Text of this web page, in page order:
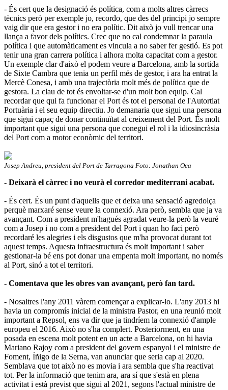
- És cert que la designació és política, com a molts altres càrrecs
tècnics però per exemple jo, recordo, que des del principi jo sempre
vaig dir que era gestor i no era polític. Dit això jo vull trencar una
llança a favor dels polítics. Crec que no cal condemnar la paraula
política i que automàticament es vincula a no saber fer gestió. Es pot
tenir una gran carrera política i alhora molta capacitat com a gestor.
Un exemple clar d'això el podem veure a Barcelona, amb la sortida
de Sixte Cambra que tenia un perfil més de gestor, i ara ha entrat la
Mercè Conesa, i amb una trajectòria molt més de política que de
gestora. La clau de tot és envoltar-se d'un molt bon equip. Cal
recordar que qui fa funcionar el Port és tot el personal de l'Autortiat
Portuària i el seu equip directiu. Jo demanaria que sigui una persona
que sigui capaç de donar continuïtat al creixement del Port. És molt
important que sigui una persona que conegui el rol i la idiosincràsia
del Port com a motor econòmic del territori.
Josep Andreu, president del Port de Tarragona Foto: Jonathan Oca
- Deixarà el càrrec i no veurà el corredor mediterrani acabat.
- És cert. És un punt d'aquells que et deixa una sensació agredolça
perquè marxaré sense veure la connexió. Ara però, sembla que ja va
avançant. Com a president m'hagués agradat veure-la però la veuré
com a Josep i no com a president del Port i quan ho faci però
recordaré les alegries i els disgustos que m'ha provocat durant tot
aquest temps. Aquesta infraestructura és molt important i saber
gestionar-la bé ens pot donar una empenta molt important, no només
al Port, sinó a tot el territori.
- Comentava que les obres van avançant, però fan tard.
- Nosaltres l'any 2011 vàrem començar a explicar-lo. L'any 2013 hi
havia un compromís inicial de la ministra Pastor, en una reunió molt
important a Repsol, ens va dir que ja tindríem la connexió d'ample
europeu el 2016. Això no s'ha complert. Posteriorment, en una
posada en escena molt potent en un acte a Barcelona, on hi havia
Mariano Rajoy com a president del govern espanyol i el ministre de
Foment, Íñigo de la Serna, van anunciar que seria cap al 2020.
Semblava que tot això no es movia i ara sembla que s'ha reactivat
tot. Per la informació que tenim ara, ara sí que s'està en plena
activitat i està previst que sigui al 2021, segons l'actual ministre de